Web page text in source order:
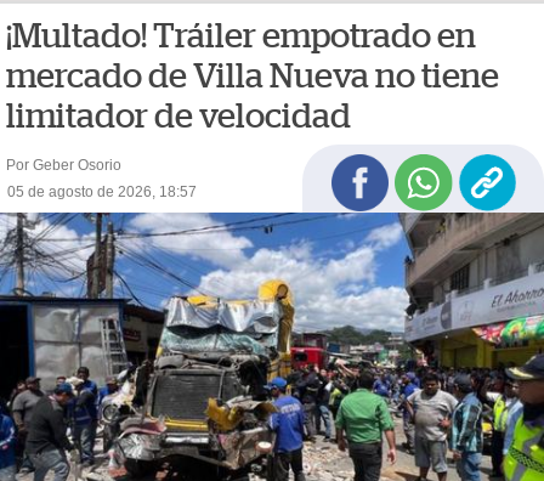
¡Multado! Tráiler empotrado en
mercado de Villa Nueva no tiene
limitador de velocidad
Por Geber Osorio
05 de agosto de 2026, 18:57